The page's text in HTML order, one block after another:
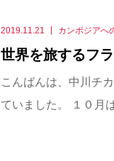
2019.11.21 カンボジアへ
世界を旅するフ
こんばんは、中川チ
ていました。 １０月